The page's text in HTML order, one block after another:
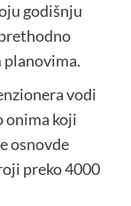
godišnju
planovima.
vodi
onima koji
osnovde
preko 4000